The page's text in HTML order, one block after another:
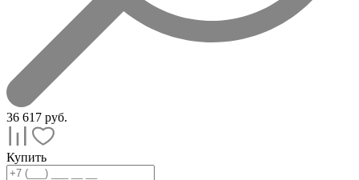
36 617 руб.
Купить